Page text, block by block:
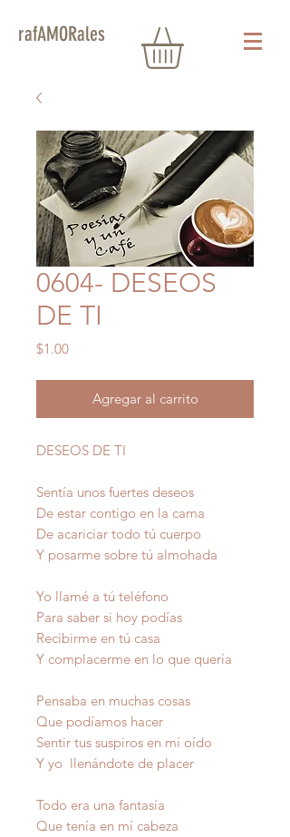
rafAMORales
0604- DESEOS
DE TI
$1.00Precio
Agregar al carrito
DESEOS DE TI
Sentía unos fuertes deseos
De estar contigo en la cama
De acariciar todo tú cuerpo
Y posarme sobre tú almohada
Yo llamé a tú teléfono
Para saber si hoy podías
Recibirme en tú casa
Y complacerme en lo que quería
Pensaba en muchas cosas
Que podíamos hacer
Sentir tus suspiros en mí oído
Y yo llenándote de placer
Todo era una fantasía
Que tenía en mí cabeza